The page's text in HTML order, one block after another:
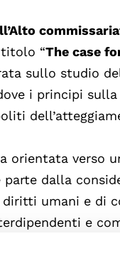
titolo “The case
sullo studio
i principi
orientata verso
dalla
umani e di
e